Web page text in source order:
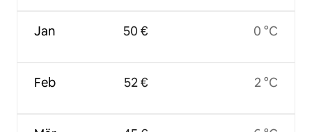
Jan
Feb
50 €
52 €
0 °C
2 °C